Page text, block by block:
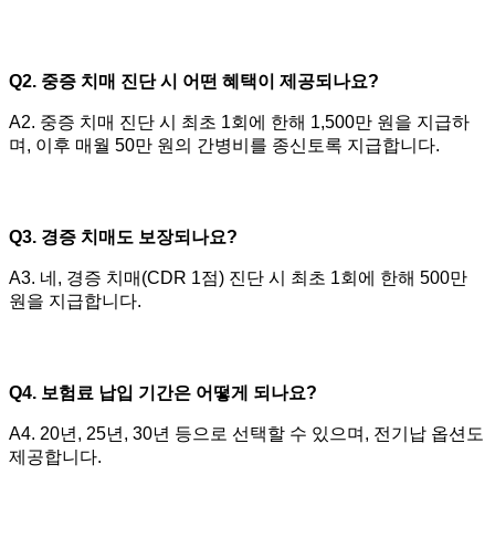
Q2. 중증 치매 진단 시 어떤 혜택이 제공되나요?
A2. 중증 치매 진단 시 최초 1회에 한해 1,500만 원을 지급하
며, 이후 매월 50만 원의 간병비를 종신토록 지급합니다.
Q3. 경증 치매도 보장되나요?
A3. 네, 경증 치매(CDR 1점) 진단 시 최초 1회에 한해 500만
원을 지급합니다.
Q4. 보험료 납입 기간은 어떻게 되나요?
A4. 20년, 25년, 30년 등으로 선택할 수 있으며, 전기납 옵션도
제공합니다.